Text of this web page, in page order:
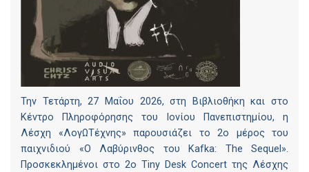
Την Τετάρτη, 27 Μαΐου 2026, στη Βιβλιοθήκη και στο
Κέντρο Πληροφόρησης του Ιονίου Πανεπιστημίου, η
Λέσχη «ΛογΩΤέχνης» παρουσιάζει το 2ο μέρος του
παιχνιδιού «Ο Λαβύρινθος του Kafka: The Sequel».
Προσκεκλημένοι στο 2ο Tiny Desk Concert της Λέσχης